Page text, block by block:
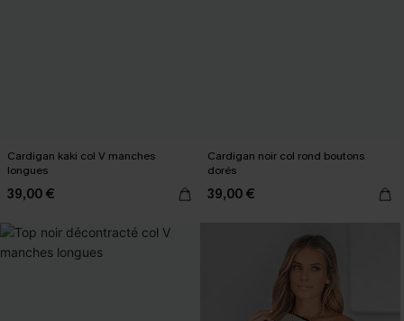
Cardigan kaki col V manches
longues
39,00 €
Cardigan noir col rond boutons
dorés
39,00 €